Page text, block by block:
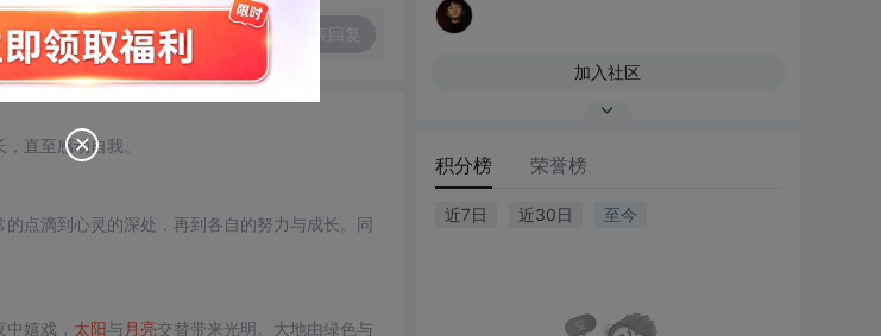
直至感动自我。
点滴到心灵的深处，再到各自的努力与成长。同
嬉戏， 太阳与 月亮交替带来光明。大地由绿色与
加入社区
积分榜 荣誉榜
近7日 近30日 至今